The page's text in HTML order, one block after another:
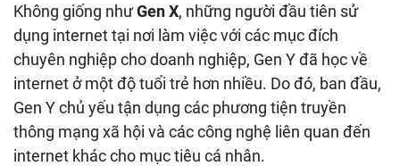
Không giống nhưGen X, những người đầu tiên sử
dụng internet tại nơi làm việc với các mục đích
chuyên nghiệp cho doanh nghiệp, Gen Y đã học về
internet ở một độ tuổi trẻ hơn nhiều. Do đó, ban đầu,
Gen Y chủ yếu tận dụng các phương tiện truyền
thông mạng xã hội và các công nghệ liên quan đến
internet khác cho mục tiêu cá nhân.